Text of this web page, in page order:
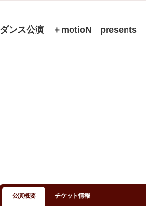
ダンス公演 ＋motioN presents
公演概要 チケット情報